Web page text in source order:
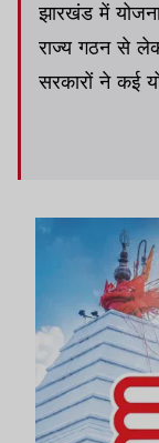
झारखंड में
राज्य गठन से
सरकारों ने कई